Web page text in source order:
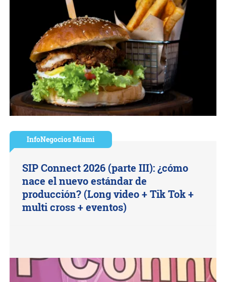
InfoNegocios Miami
SIP Connect 2026 (parte III): ¿cómo
nace el nuevo estándar de
producción? (Long video + Tik Tok +
multi cross + eventos)